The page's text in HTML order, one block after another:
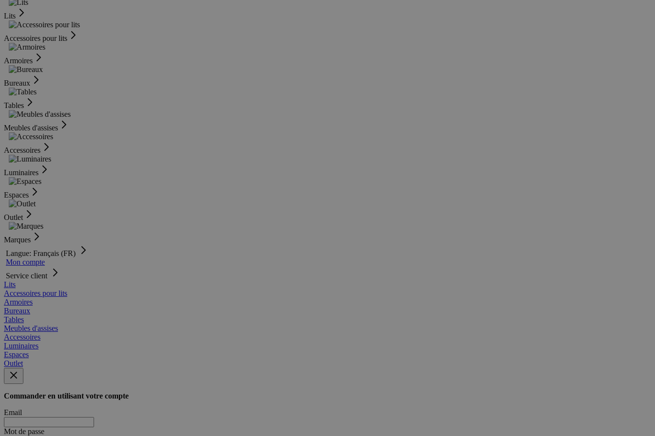
Lits
Accessoires pour lits
Armoires
Bureaux
Tables
Meubles d'assises
Accessoires
Luminaires
Espaces
Outlet
Marques
Langue: Français (FR)
Mon compte
Service client
Lits
Accessoires pour lits
Armoires
Bureaux
Tables
Meubles d'assises
Accessoires
Luminaires
Espaces
Outlet
Commander en utilisant votre compte
Email
Mot de passe